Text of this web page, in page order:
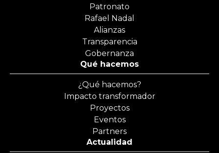
Patronato
Rafael Nadal
Alianzas
Transparencia
Gobernanza
Qué hacemos
¿Qué hacemos?
Impacto transformador
Proyectos
Eventos
Partners
Actualidad